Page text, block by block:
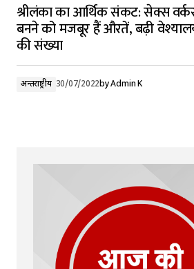
श्रीलंका का आर्थिक संकट: सेक्स
बनने को मजबूर हैं औरतें, बढ़ी
की संख्या
अन्तर्राष्ट्रीय 30/07/2022byAdmin K